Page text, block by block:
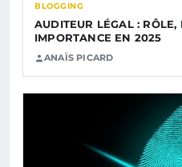
BLOGGING
AUDITEUR LÉGAL : RÔLE,
IMPORTANCE EN 2025
ANAÏS PICARD